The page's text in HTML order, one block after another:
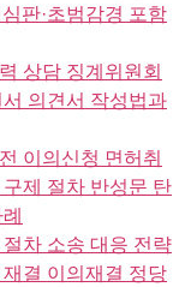
판·초범감경 포함
상담 징계위원회
의견서 작성법과
이의신청 면허취
제 절차 반성문 탄
차 소송 대응 전략
결 이의재결 정당